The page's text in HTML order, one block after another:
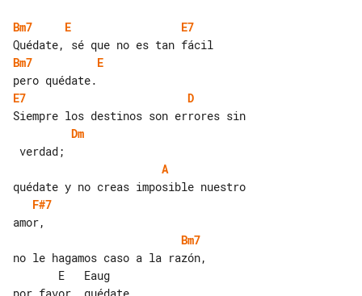
Bm7 E
E7
Bm7
E
E7
D
Dm
A
F#7
Bm7
no le hagamos caso a la razón,